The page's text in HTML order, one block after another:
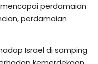
perdamaian
perdamaian
Israel di samping